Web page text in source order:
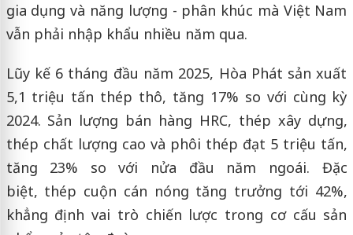
gia dụng và năng lượng - phân khúc mà Việt Nam
vẫn phải nhập khẩu nhiều năm qua.
Lũy kế 6 tháng đầu năm 2025, Hòa Phát sản xuất
5,1 triệu tấn thép thô, tăng 17% so với cùng kỳ
2024. Sản lượng bán hàng HRC, thép xây dựng,
thép chất lượng cao và phôi thép đạt 5 triệu tấn,
tăng 23% so với nửa đầu năm ngoái. Đặc
biệt, thép cuộn cán nóng tăng trưởng tới 42%,
khẳng định vai trò chiến lược trong cơ cấu sản